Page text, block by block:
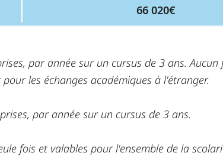
66 020€
par année sur un cursus de 3 ans. Aucun
les échanges académiques à l'étranger.
par année sur un cursus de 3 ans.
fois et valables pour l'ensemble de la